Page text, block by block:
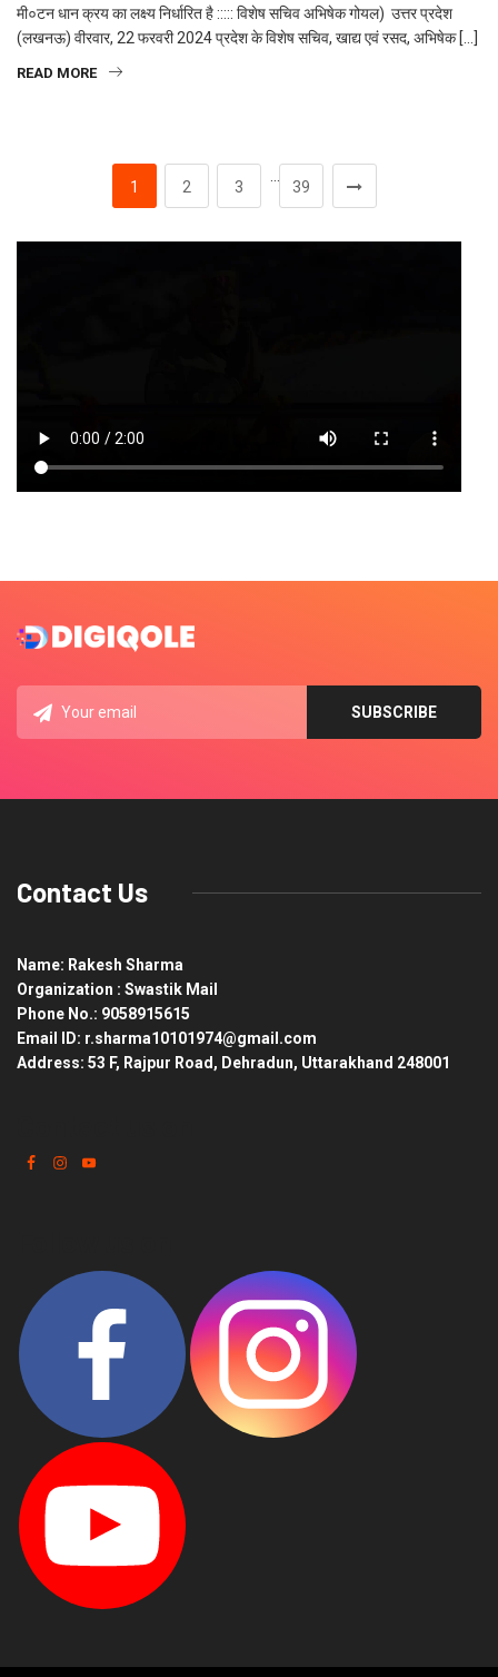
मी०टन धान क्रय का लक्ष्य निर्धारित है ::::: विशेष सचिव अभिषेक गोयल) उत्तर प्रदेश
(लखनऊ) वीरवार, 22 फरवरी 2024 प्रदेश के विशेष सचिव, खाद्य एवं रसद, अभिषेक […]
READ MORE
1 2 3
…
39
Contact Us
Name: Rakesh Sharma
Organization : Swastik Mail
Phone No.: 9058915615
Email ID: r.sharma10101974@gmail.com
Address: 53 F, Rajpur Road, Dehradun, Uttarakhand 248001